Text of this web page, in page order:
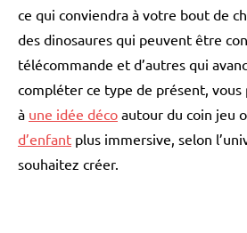
ce qui conviendra à votre bout de
des dinosaures qui peuvent être
télécommande et d’autres qui
compléter ce type de présent, vous
à une idée déco autour du coin jeu
d’enfant plus immersive, selon
souhaitez créer.